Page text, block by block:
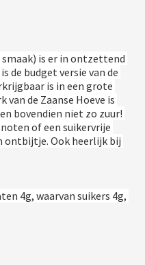
is er in ontzettend
de budget versie van de
is in een grote
van de Zaanse Hoeve is
bovendien niet zo zuur!
of een suikervrije
ontbijtje. Ook heerlijk bij
4g, waarvan suikers 4g,